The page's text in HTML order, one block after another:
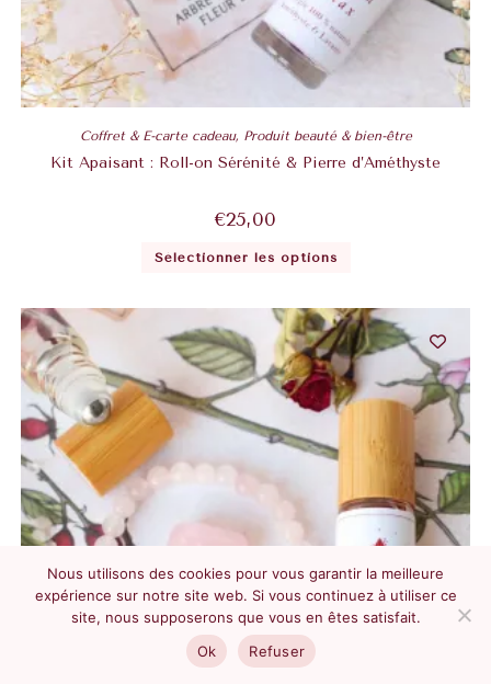
Coffret & E-carte cadeau, Produit beauté & bien-être
Kit Apaisant : Roll-on Sérénité & Pierre d’Améthyste
€25,00
Sélectionner les options
Nous utilisons des cookies pour vous garantir la meilleure
expérience sur notre site web. Si vous continuez à utiliser ce
site, nous supposerons que vous en êtes satisfait.
Ok
Refuser